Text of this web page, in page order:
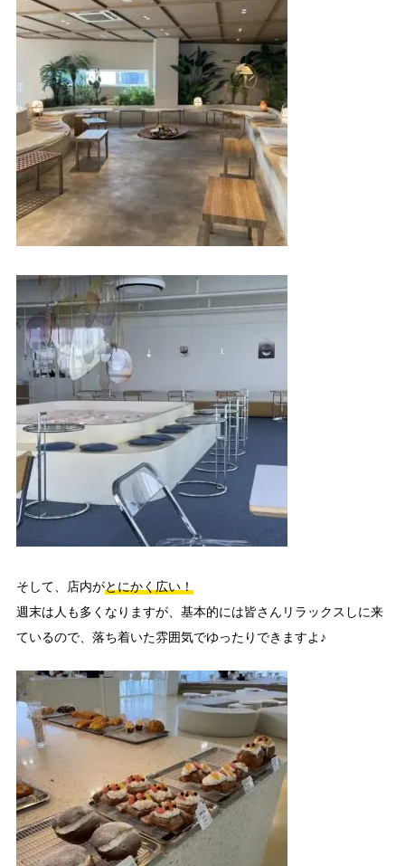
そして、店内がとにかく広い！
週末は人も多くなりますが、基本的には皆さんリラックスしに来
ているので、落ち着いた雰囲気でゆったりできますよ♪